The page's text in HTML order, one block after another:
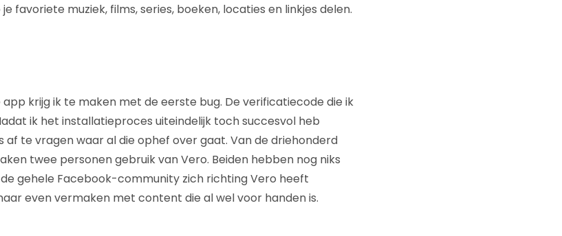
favoriete muziek, films, series, boeken, locaties en linkjes delen.
krijg ik te maken met de eerste bug. De verificatiecode die ik
ik het installatieproces uiteindelijk toch succesvol heb
af te vragen waar al die ophef over gaat. Van de driehonderd
twee personen gebruik van Vero. Beiden hebben nog niks
gehele Facebook-community zich richting Vero heeft
even vermaken met content die al wel voor handen is.